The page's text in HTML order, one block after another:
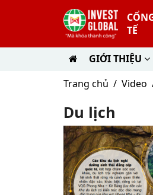
TẾ
GIỚI THIỆU
Trang chủ
Video
Du lịch